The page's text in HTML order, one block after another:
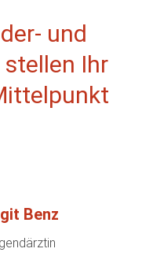
und
Ihr
Benz